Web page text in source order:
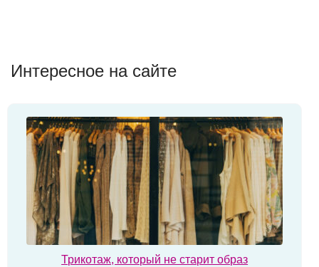
Интересное на сайте
Трикотаж, который не старит образ